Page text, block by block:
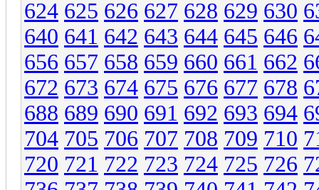
624 625 626 627 628 629 630
640 641 642 643 644 645 646
656 657 658 659 660 661 662
672 673 674 675 676 677 678
688 689 690 691 692 693 694
704 705 706 707 708 709 710
720 721 722 723 724 725 726